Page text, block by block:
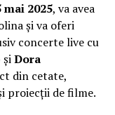
mai 2025, va avea
și va oferi
concerte live cu
șiDora
din cetate,
proiecții de filme.